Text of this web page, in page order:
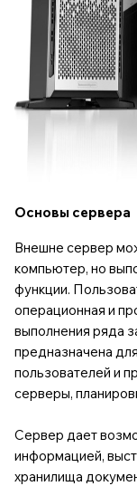
Основы сервера
Внешне сервер
компьютер, но
функции.
операционная и
выполнения ряда
предназначена
пользователей и
серверы,
Сервер дает
информацией,
хранилища